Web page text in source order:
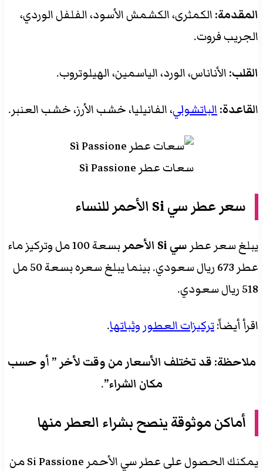
المقدمة: الكمثرى، الكشمش الأسود، الفلفل الوردي،
الجريب فروت.
القلب: الأناناس، الورد، الياسمين، الهيلوتروب.
القاعدة:الباتشولي، الفانيليا، خشب الأرز، خشب العنبر.
سعات عطر Sì Passione
سعر عطر سي Si الأحمر للنساء
يبلغ سعر عطر سي Si الأحمر
بسعة 100 مل وتركيز ماء
عطر 673 ريال سعودي. بينما يبلغ سعره بسعة 50 مل
518 ريال سعودي.
اقرأ أيضاً:تركيزات العطور وثباتها.
ملاحظة: قد تختلف الأسعار من وقت لأخر ” أو حسب
مكان الشراء”.
أماكن موثوقة ينصح بشراء العطر منها
يمكنك الحصول على عطر سي الأحمر Si Passione من